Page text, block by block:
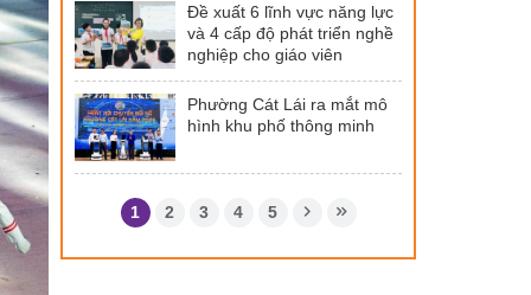
Đề xuất 6 lĩnh vực năng lực
và 4 cấp độ phát triển nghề
nghiệp cho giáo viên
Phường Cát Lái ra mắt mô
hình khu phố thông minh
1 2 3 4 5